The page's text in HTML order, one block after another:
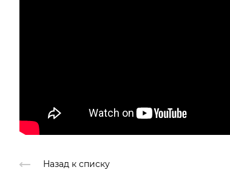
Назад к списку